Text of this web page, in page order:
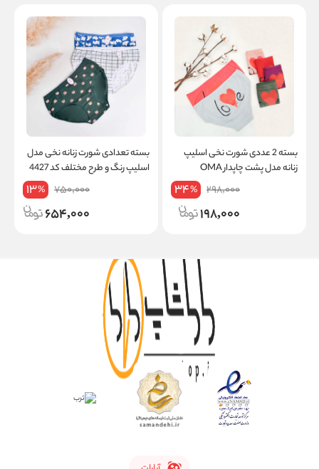
بسته 2 عددی شورت نخی اسلیپ
زنانه مدل پشت چاپدار OMA
298,000
34%
198,000
بسته تعدادی شورت زنانه نخی مدل
اسلیپ رنگ و طرح مختلف کد 4427
750,000
13%
654,000